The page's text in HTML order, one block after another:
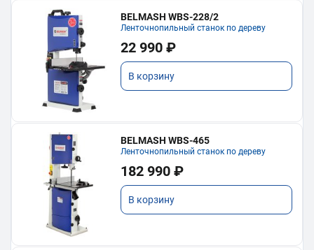
BELMASH WBS-228/2
Ленточнопильный станок по дереву
22 990 ₽
В корзину
BELMASH WBS-465
Ленточнопильный станок по дереву
182 990 ₽
В корзину